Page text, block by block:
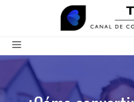
contenido
Menú